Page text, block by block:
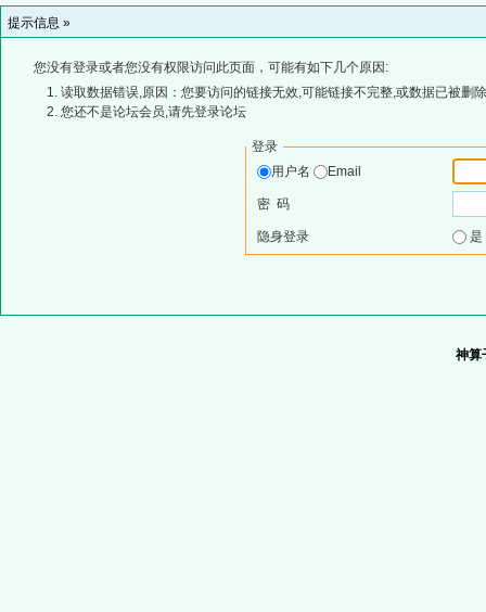
提示信息 »
您没有登录或者您没有权限访问此页面，可能有如下几个原因:
读取数据错误,原因：您要访问的链接无效,可能链接不完整,或数据已被删
您还不是论坛会员,请先登录论坛
登录
用户名
Email
密 码
隐身登录
神算